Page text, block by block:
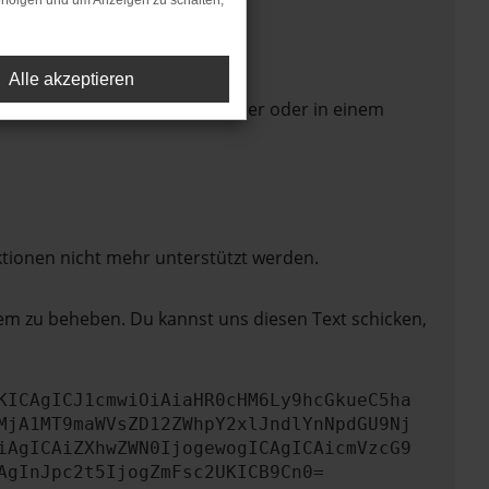
in einem anderen Browser oder in einem
nicht mehr unterstützt werden.
zu beheben. Du kannst uns diesen Text schicken,
Alle akzeptieren